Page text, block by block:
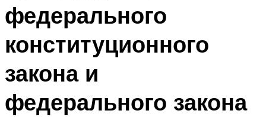
федерального
конституционного
закона и
федерального закона